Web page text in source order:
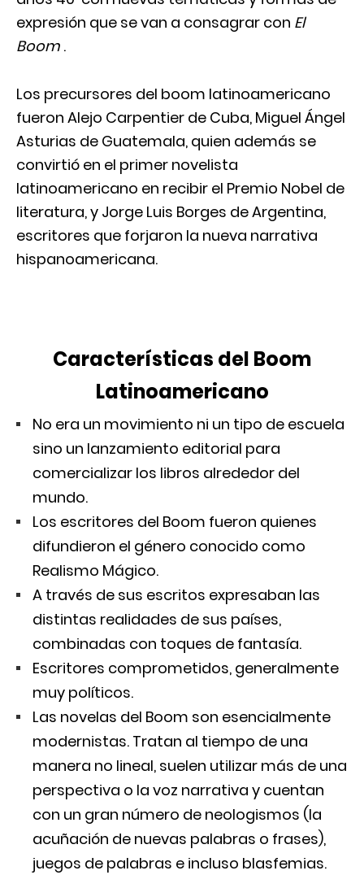
expresión que se van a consagrar con El
Boom .
Los precursores del boom latinoamericano
fueron Alejo Carpentier de Cuba, Miguel Ángel
Asturias de Guatemala, quien además se
convirtió en el primer novelista
latinoamericano en recibir el Premio Nobel de
literatura, y Jorge Luis Borges de Argentina,
escritores que forjaron la nueva narrativa
hispanoamericana.
Características del Boom
Latinoamericano
No era un movimiento ni un tipo de escuela
sino un lanzamiento editorial para
comercializar los libros alrededor del
mundo.
Los escritores del Boom fueron quienes
difundieron el género conocido como
Realismo Mágico.
A través de sus escritos expresaban las
distintas realidades de sus países,
combinadas con toques de fantasía.
Escritores comprometidos, generalmente
muy políticos.
Las novelas del Boom son esencialmente
modernistas. Tratan al tiempo de una
manera no lineal, suelen utilizar más de una
perspectiva o la voz narrativa y cuentan
con un gran número de neologismos (la
acuñación de nuevas palabras o frases),
juegos de palabras e incluso blasfemias.